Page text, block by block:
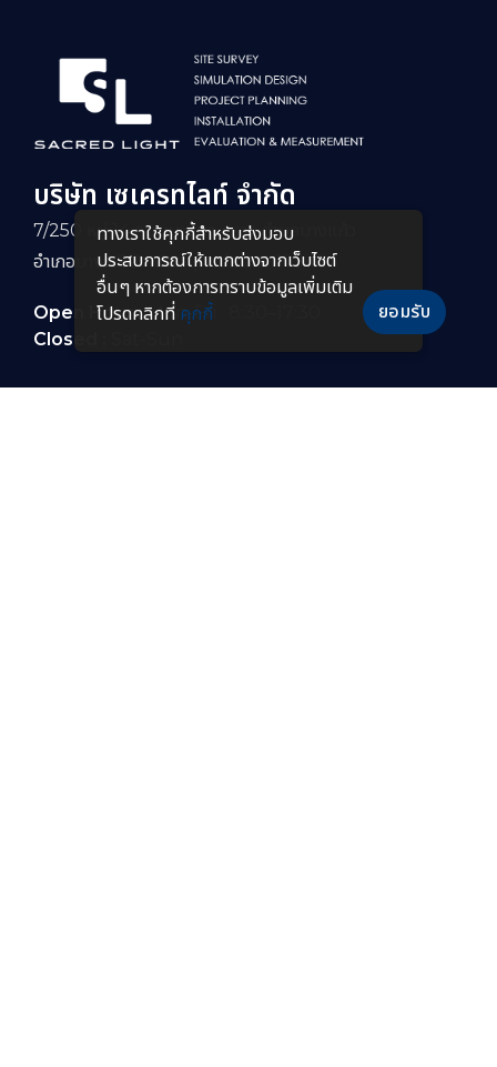
บริษัท เซเครทไลท์ จำกัด
7/250 หมู่ 14 ถนนบางนา-ตราด ตำบลบางแก้ว
อำเภอบางพลี จังหวัดสมุทรปราการ 10540
Open Hour :Mon-Fri : 8:30–17:30
Closed :
ทางเราใช้คุกกี้สําหรับส่งมอบ
ประสบการณ์ให้แตกต่างจากเว็บไซต์
อื่นๆ หากต้องการทราบข้อมูลเพิ่มเติม
โปรดคลิกที่ คุกกี้ ยอมรับ